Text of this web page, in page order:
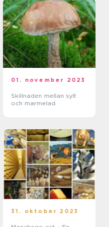
01. november 2023
Skillnaden mellan sylt
och marmelad
31. oktober 2023